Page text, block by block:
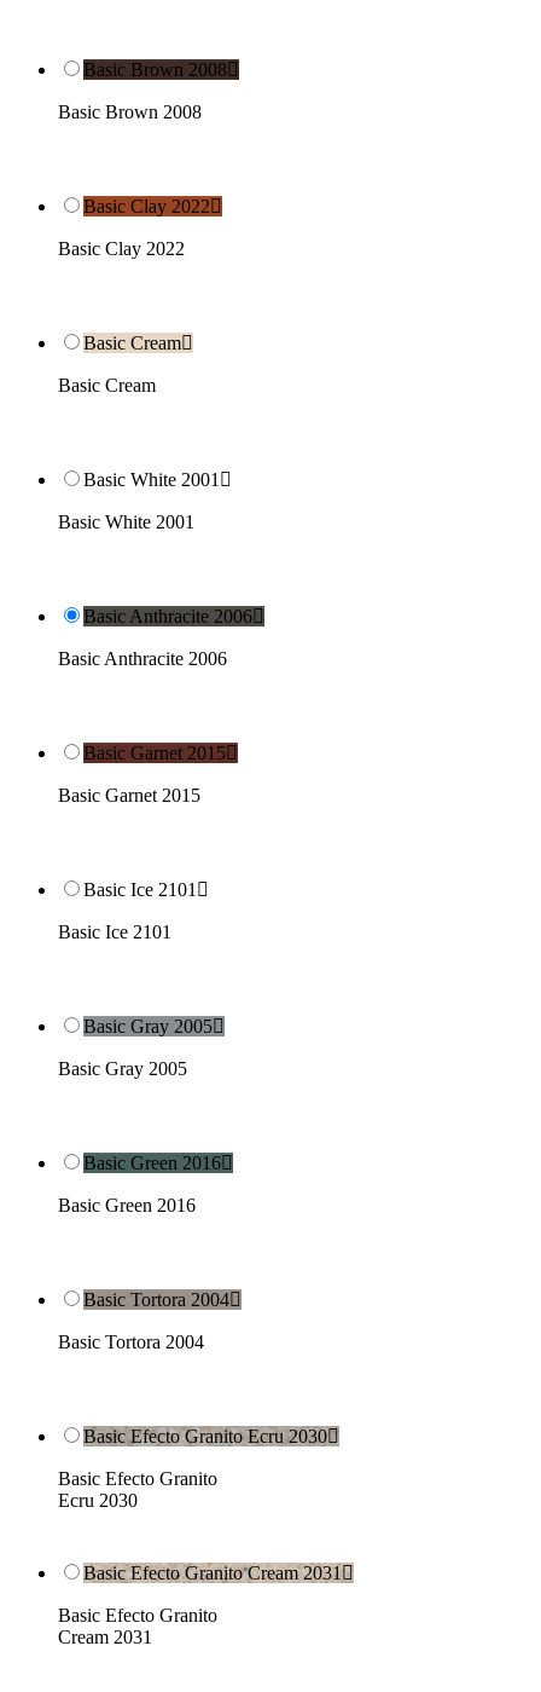
Basic Brown 2008
Basic Brown 2008
Basic Clay 2022
Basic Clay 2022
Basic Cream
Basic Cream
Basic White 2001 
Basic White 2001
Basic Anthracite 2006
Basic Anthracite 2006
Basic Garnet 2015
Basic Garnet 2015
Basic Ice 2101 
Basic Ice 2101
Basic Gray 2005
Basic Gray 2005
Basic Green 2016
Basic Green 2016
Basic Tortora 2004
Basic Tortora 2004
Basic Efecto Granito Ecru 2030
Basic Efecto Granito
Ecru 2030
Basic Efecto Granito Cream 2031
Basic Efecto Granito
Cream 2031